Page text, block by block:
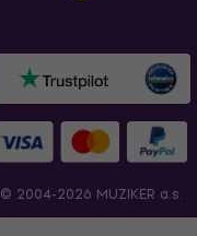
© 2004-2026 MUZIKER a.s.